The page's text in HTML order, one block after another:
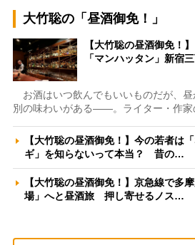
大竹聡の「昼酒御免！」
【大竹聡の昼酒御免！
「マンハッタン」新宿
お酒はいつ飲んでもいいものだが、
別の味わいがある――。ライター・作家
【大竹聡の昼酒御免！】今の若者は
ギ」を知らないって本当？ 昔の…
【大竹聡の昼酒御免！】京急線で多
場」へと昼酒旅 押し寄せるノス…